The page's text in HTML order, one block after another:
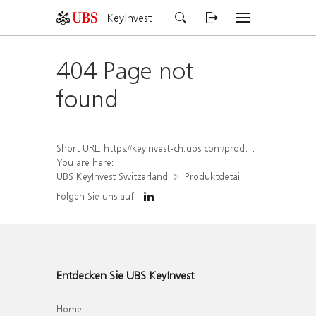
KeyInvest
404 Page not
found
Short URL: https://keyinvest-ch.ubs.com/produkt/detail/index/isin/CH1563453971
You are here:
UBS KeyInvest Switzerland
Produktdetail
Folgen Sie uns auf
Entdecken Sie UBS KeyInvest
Home